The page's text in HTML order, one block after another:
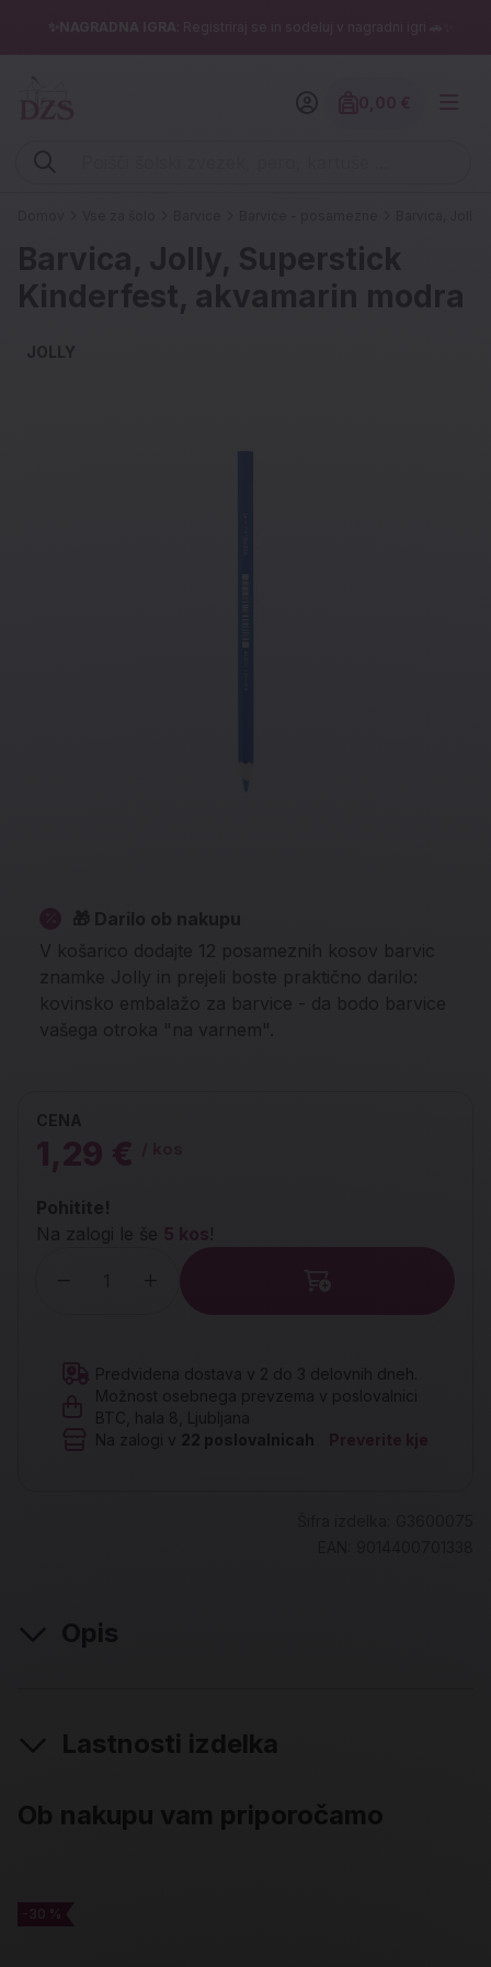
✨NAGRADNA IGRA : Registriraj se in sodeluj v nagradni igri 🚗✨
Vpišite iskalni niz (šolski zvezek, pero, kartuše ...)
Znesek
Barvica, Jolly, Superstick
Kinderfest, akvamarin modra
JOLLY
🎁 Darilo ob nakupu
V košarico dodajte 12 posameznih kosov barvic
znamke Jolly in prejeli boste praktično darilo:
kovinsko embalažo za barvice - da bodo barvice
vašega otroka "na varnem".
CENA
1,29 €
Pohitite!
Na zalogi le še 5 kos!
Predvidena dostava v 2 do 3 delovnih dneh.
Možnost osebnega prevzema v poslovalnici
BTC, hala 8, Ljubljana
Na zalogi v 22 poslovalnicah Preverite kje
Opis
Lastnosti izdelka
Ob nakupu vam priporočamo
-30 %
-30 %